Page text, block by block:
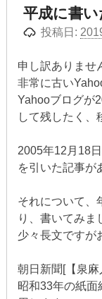
平成に書い
投稿日:
申し訳ありませ
非常に古い
Yahooブログが
して残したく、
2005年12月18
を引いた記事が
それについて、
り、書いてみま
少々長文ですが
朝日新聞[【泉
昭和33年の紙面